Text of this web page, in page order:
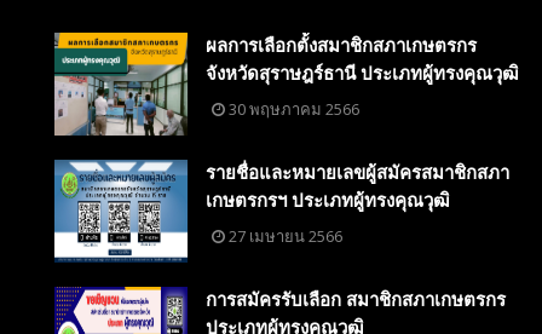
ผลการเลือกตั้งสมาชิกสภาเกษตรกร
จังหวัดสุราษฎร์ธานี ประเภทผู้ทรงคุณวุฒิ
30 พฤษภาคม 2566
รายชื่อและหมายเลขผู้สมัครสมาชิกสภา
เกษตรกรฯ ประเภทผู้ทรงคุณวุฒิ
27 เมษายน 2566
การสมัครรับเลือก สมาชิกสภาเกษตรกร
ประเภทผู้ทรงคุณวุฒิ